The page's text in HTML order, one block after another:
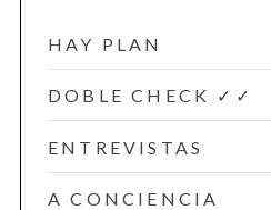
HAY PLAN
DOBLE CHECK ✓✓
ENTREVISTAS
A CONCIENCIA